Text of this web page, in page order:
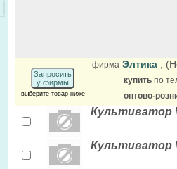
Запросить
у фирмы
выберите товар ниже
фирма Элтика ,
купить по
оптово-
Культиватор
Культиватор